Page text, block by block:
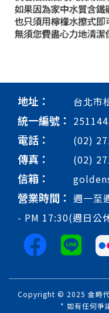
地址： 台北市
統一編號：
電話： (02)
傳真： (02)
信箱：
營業時間： 週一至
- PM 17:30(週日公
Copyright © 2025 金時
* 如有任何爭